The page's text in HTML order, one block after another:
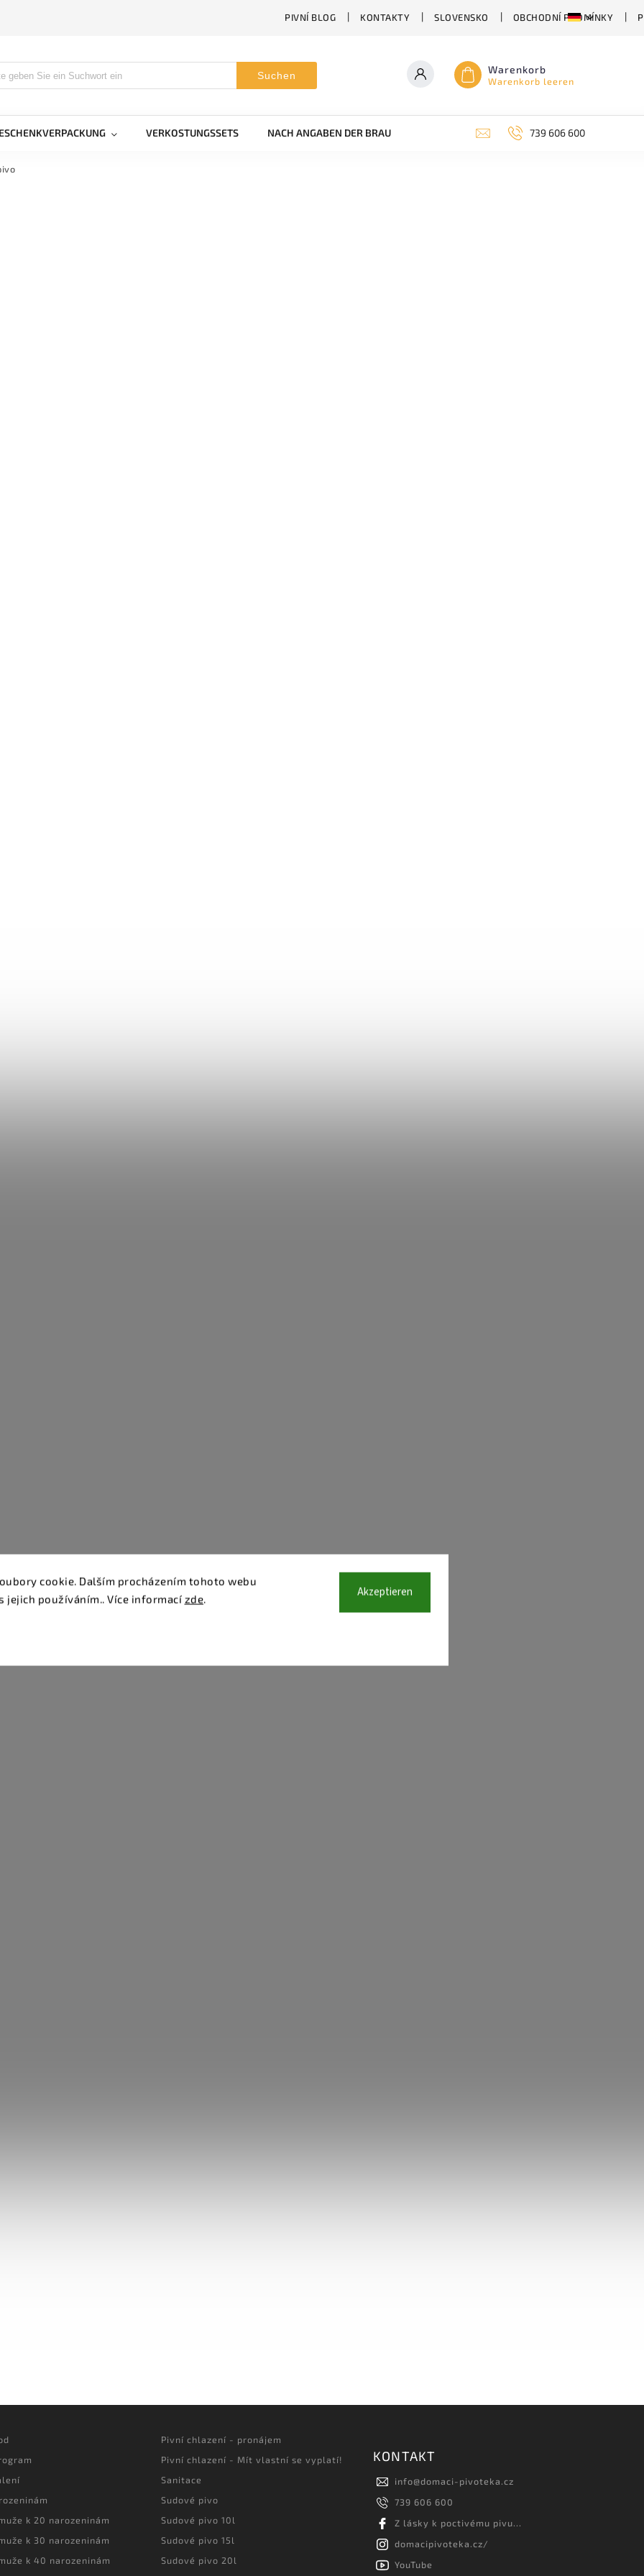
cookie. Dalším procházením tohoto webu
jejich používáním.. Více informací zde. Akzeptieren
PIVNÍ BLOG KONTAKTY SLOVENSKO OBCHODNÍ PODMÍNKY
Suchen Warenkorb
Warenkorb leeren
VERKOSTUNGSSETS NACH ANGABEN DER BRAUEREI ABHÄNGIG VON DER BIERSORTE
739 606 600
k 20 narozeninám
k 30 narozeninám
k 40 narozeninám
Pivní chlazení - pronájem
Pivní chlazení - Mít vlastní se vyplatí!
Sanitace
Sudové pivo
Sudové pivo 10l
Sudové pivo 15l
Sudové pivo 20l
KONTAKT
info@domaci-pivoteka.cz
739 606 600
Z lásky k poctivému pivu...
domacipivoteka.cz/
YouTube